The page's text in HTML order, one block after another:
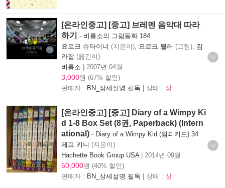
[온라인중고] [중고] 브레멘 음악대 따라
하기
- 비룡소의 그림동화 184
요르크 슈타이너 (지은이), 요르크 뮐러 (그림), 김
라합 (옮긴이)
비룡소 | 2007년 04월
3,000원 (67% 할인)
판매자 : BN_상세설명 필독 | 상태 : 상
[온라인중고] [중고] Diary of a Wimpy Ki
d 1-8 Box Set (8권, Paperback) (Intern
ational) - Diary of a Wimpy Kid (윔피키드) 34
제프 키니 (지은이)
Hachette Book Group USA | 2014년 09월
50,000원 (40% 할인)
판매자 : BN_상세설명 필독 | 상태 : 상